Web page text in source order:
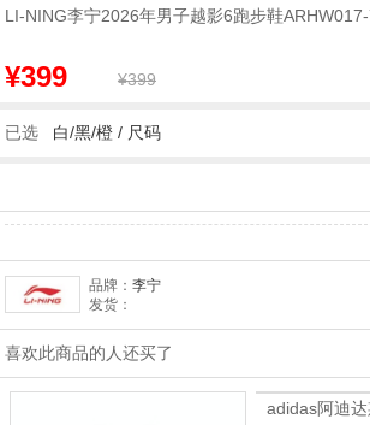
LI-NING李宁2026年男子越影6跑步鞋
¥399 ¥399
已选 白/黑/橙 / 尺码
品牌： 李宁
发货：
喜欢此商品的人还买了